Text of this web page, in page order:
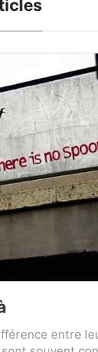
entre